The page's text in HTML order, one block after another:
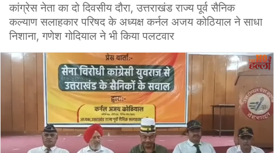
कांग्रेस नेता का दो दिवसीय दौरा, उत्तराखंड राज्य पूर्व सैनिक
कल्याण सलाहकार परिषद के अध्यक्ष कर्नल अजय कोठियाल ने साधा
निशाना, गणेश गोदियाल ने भी किया पलटवार